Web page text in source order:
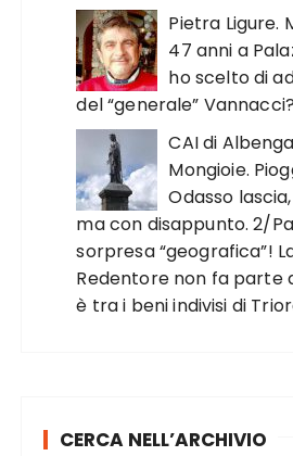
Pietra Ligure.
47 anni a
ho scelto di
del “generale” Vannacci?
CAI di
Mongioie.
Odasso
ma con disappunto. 2/
sorpresa “geografica”!
Redentore non fa parte
è tra i beni indivisi di
CERCA NELL’ARCHIVIO